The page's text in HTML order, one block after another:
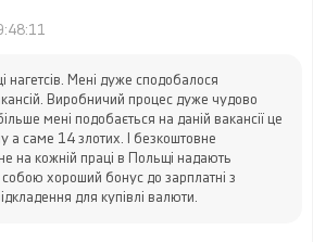
і допомагає спокійно розпочати
нагетсів. Мені дуже сподобалося
Виробничий процес дуже чудово
мені подобається на даній вакансії це
а саме 14 злотих. І безкоштовне
на кожній праці в Польщі надають
хороший бонус до зарплатні з
для купівлі валюти.